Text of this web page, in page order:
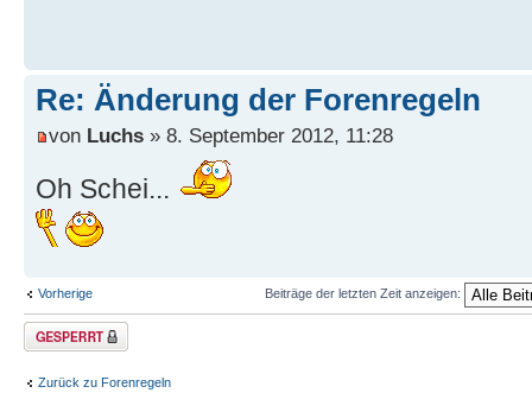
Re: Änderung der Forenregeln
von Luchs » 8. September 2012, 11:28
Oh Schei...
Vorherige Beiträge der letzten Zeit anzeigen:
Thema gesperrt
Zurück zu Forenregeln